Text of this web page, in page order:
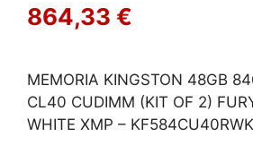
864,33 €
MEMORIA KINGSTON 48GB
CL40 CUDIMM (KIT OF 2)
WHITE XMP –